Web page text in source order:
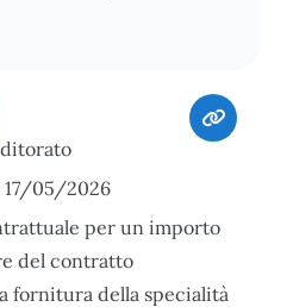
17/05/2026
per un importo
del contratto
fornitura della specialità